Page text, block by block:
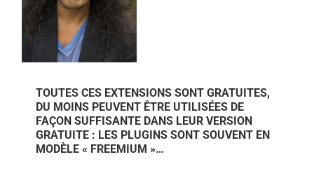
TOUTES CES EXTENSIONS SONT GRATUITES,
DU MOINS PEUVENT ÊTRE UTILISÉES DE
FAÇON SUFFISANTE DANS LEUR VERSION
GRATUITE : LES PLUGINS SONT SOUVENT EN
MODÈLE « FREEMIUM »…